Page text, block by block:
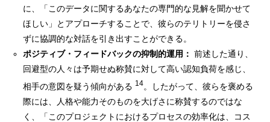
に、「このデータに関するあなたの専門的な見解を聞かせて
ほしい」とアプローチすることで、彼らのテリトリーを侵さ
ずに協調的な対話を引き出すことができる。
ポジティブ・フィードバックの抑制的運用： 前述した通り、
回避型の人々は予期せぬ称賛に対して高い認知負荷を感じ、
相手の意図を疑う傾向がある 14。したがって、彼らを褒める
際には、人格や能力そのものを大げさに称賛するのではな
く、「このプロジェクトにおけるプロセスの効率化は、コス